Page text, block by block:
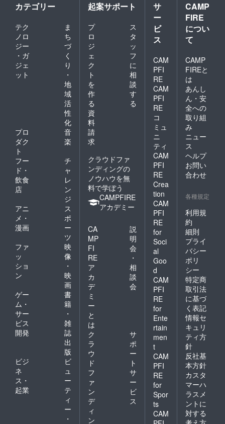
カテゴリー
テク
ノロ
ジー
・ガ
ジェ
ット
ま
ち
づ
く
り
・
地
域
活
性
化
プロ
ダク
ト
音
楽
フー
ド・
飲食
店
チ
ャ
レ
ン
ジ
アニ
メ・
漫画
ス
ポ
ー
ツ
ファ
ッ
ショ
ン
映
像
・
映
画
ゲー
ム・
サー
ビス
開発
書
籍
・
雑
誌
出
版
ビジ
ネ
ス・
起業
ビ
ュ
ー
テ
ィ
ー
・
起案サポート
プ
ロ
ジ
ェ
ク
ト
を
作
る
ス
タ
ッ
フ
に
相
談
す
る
資
料
請
求
クラウドファ
ンディングの
ノウハウを無
料で学ぼう
CAMPFIRE
アカデミー
CA
MP
FI
RE
ア
カ
デ
ミ
ー
と
は
説
明
会
・
相
談
会
ク
ラ
ウ
ド
フ
ァ
ン
デ
ィ
ン
サ
ポ
ー
ト
サ
ー
ビ
ス
サ
ー
ビ
ス
CAM
PFI
RE
CAM
PFI
RE
コ
ミュ
ニ
ティ
CAM
PFI
RE
Crea
tion
CAM
PFI
RE
for
Soci
al
Goo
d
CAM
PFI
RE
for
Ente
rtain
men
t
CAM
PFI
RE
for
Spor
ts
CAM
CAMP
FIRE
につい
て
CAMP
FIREと
は
あんし
ん・安
全への
取り組
み
ニュー
ス
ヘルプ
お問い
合わせ
各種規定
利用規
約
細則
プライ
バシー
ポリ
シー
特定商
取引法
に基づ
く表記
情報セ
キュリ
ティ方
針
反社基
本方針
カスタ
マーハ
ラスメ
ントに
対する